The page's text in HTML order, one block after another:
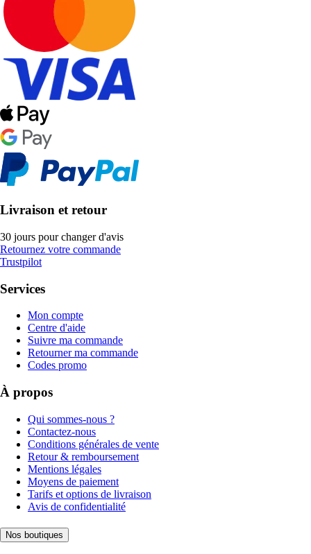
Livraison et retour
30 jours pour changer d'avis
Retournez votre commande
Trustpilot
Services
Mon compte
Centre d'aide
Suivre ma commande
Retourner ma commande
Codes promo
À propos
Qui sommes-nous ?
Contactez-nous
Conditions générales de vente
Retour & remboursement
Mentions légales
Moyens de paiement
Tarifs et options de livraison
Avis de confidentialité
Nos boutiques